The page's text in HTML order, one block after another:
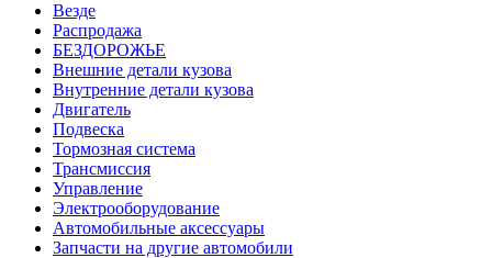
Везде
Распродажа
БЕЗДОРОЖЬЕ
Внешние детали кузова
Внутренние детали кузова
Двигатель
Подвеска
Тормозная система
Трансмиссия
Управление
Электрооборудование
Автомобильные аксессуары
Запчасти на другие автомобили